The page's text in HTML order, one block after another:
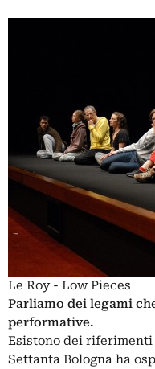
Le Roy - Low Pieces
Parliamo dei legami
performative.
Esistono dei
Settanta Bologna ha